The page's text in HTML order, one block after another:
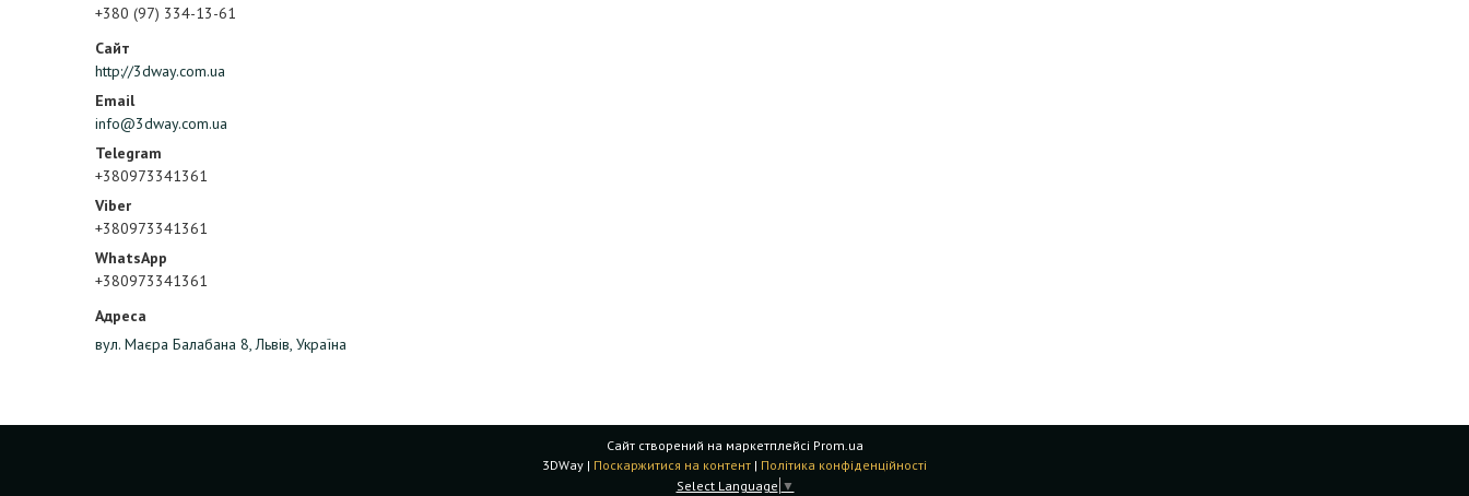
+380 (97) 334-13-61
http://3dway.com.ua
info@3dway.com.ua
+380973341361
+380973341361
+380973341361
вул. Маєра Балабана 8, Львів, Україна
Сайт створений на маркетплейсі Prom.ua
3DWay | Поскаржитися на контент | Політика конфіденційності
Select Language ▼